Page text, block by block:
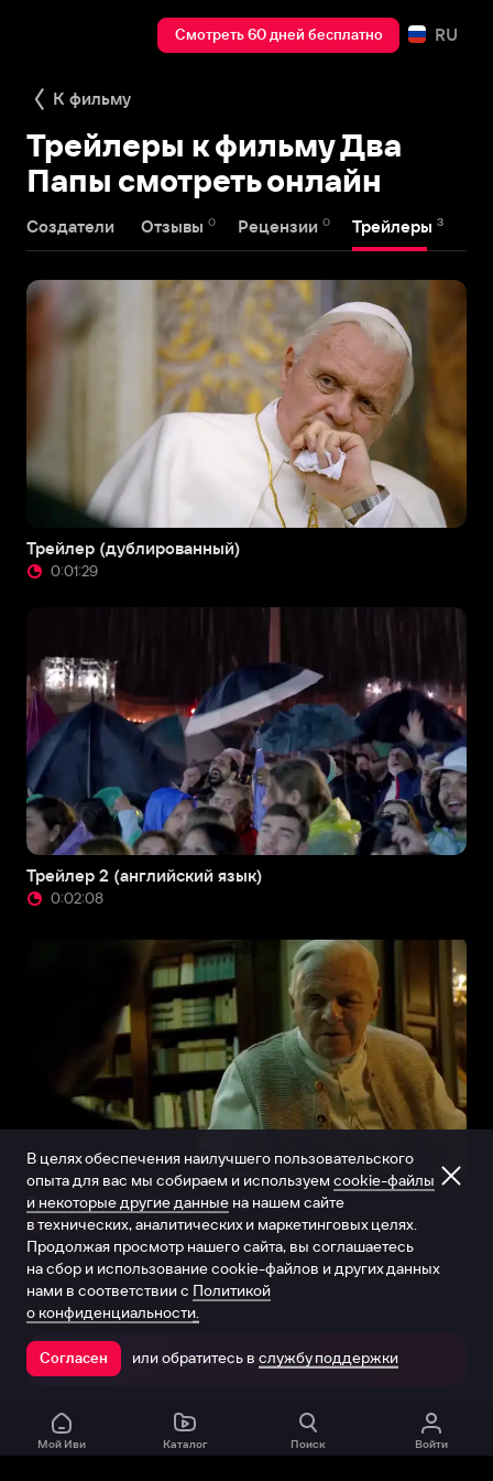
Смотреть 60 дней бесплатно RU
К фильму
Трейлеры к фильму Два
Папы смотреть онлайн
Создатели Отзывы 0 Рецензии 0 Трейлеры 3
Трейлер (дублированный)
0:01:29
Трейлер 2 (английский язык)
0:02:08
Трейлер (английский язык)
0:00:58
Открыть в приложении
Мой Иви Каталог Поиск Войти
В целях обеспечения наилучшего пользовательского
опыта для вас мы собираем и используем cookie-файлы
и некоторые другие данные на нашем сайте
в технических, аналитических и маркетинговых целях.
Продолжая просмотр нашего сайта, вы соглашаетесь
на сбор и использование cookie-файлов и других данных
нами в соответствии с Политикой
о конфиденциальности.
Согласен или обратитесь в службу поддержки